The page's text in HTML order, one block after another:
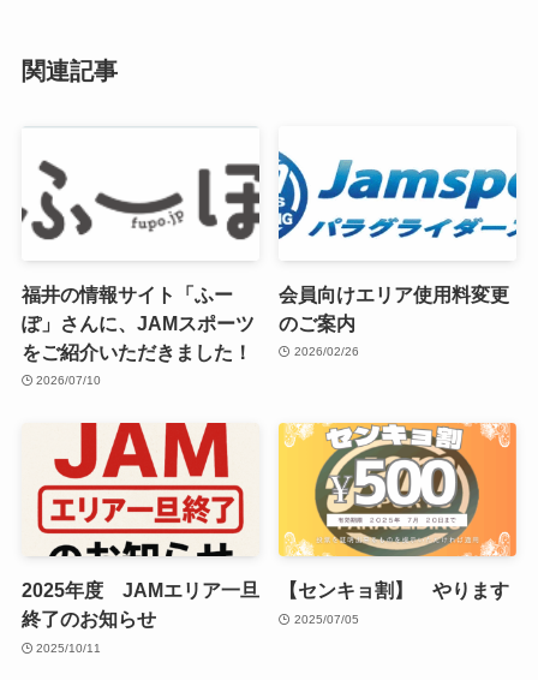
関連記事
福井の情報サイト「ふー
ぽ」さんに、JAMスポーツ
をご紹介いただきました！
2026/07/10
会員向けエリア使用料変更
のご案内
2026/02/26
2025年度 JAMエリア一旦
終了のお知らせ
2025/10/11
【センキョ割】 やります
2025/07/05